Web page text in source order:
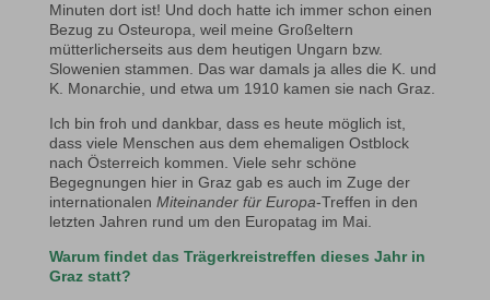
Minuten dort ist! Und doch hatte ich immer schon einen
Bezug zu Osteuropa, weil meine Großeltern
mütterlicherseits aus dem heutigen Ungarn bzw.
Slowenien stammen. Das war damals ja alles die K. und
K. Monarchie, und etwa um 1910 kamen sie nach Graz.
Ich bin froh und dankbar, dass es heute möglich ist,
dass viele Menschen aus dem ehemaligen Ostblock
nach Österreich kommen. Viele sehr schöne
Begegnungen hier in Graz gab es auch im Zuge der
internationalen Miteinander für Europa-Treffen in den
letzten Jahren rund um den Europatag im Mai.
Warum findet das Trägerkreistreffen dieses Jahr in
Graz statt?